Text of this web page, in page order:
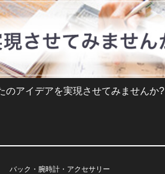
のアイデアを実現させてみませんか?
バック・腕時計・アクセサリー